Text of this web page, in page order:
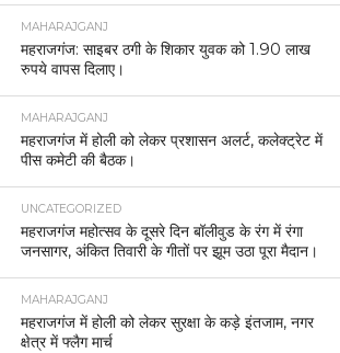
MAHARAJGANJ
महराजगंज: साइबर ठगी के शिकार युवक को 1.90 लाख
रुपये वापस दिलाए।
MAHARAJGANJ
महराजगंज में होली को लेकर प्रशासन अलर्ट, कलेक्ट्रेट में
पीस कमेटी की बैठक।
UNCATEGORIZED
महराजगंज महोत्सव के दूसरे दिन बॉलीवुड के रंग में रंगा
जनसागर, अंकित तिवारी के गीतों पर झूम उठा पूरा मैदान।
MAHARAJGANJ
महराजगंज में होली को लेकर सुरक्षा के कड़े इंतजाम, नगर
क्षेत्र में फ्लैग मार्च